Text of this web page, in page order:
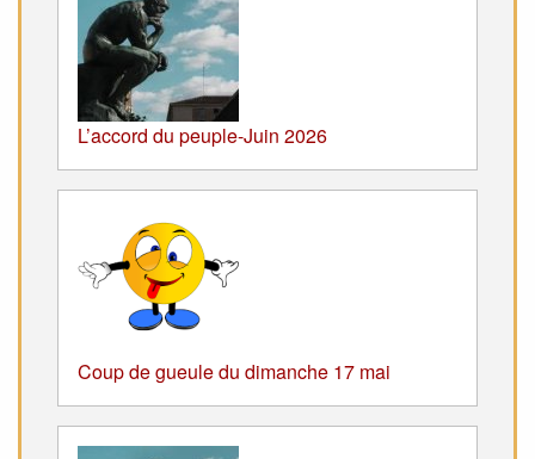
L’accord du peuple-Juin 2026
Coup de gueule du dimanche 17 mai